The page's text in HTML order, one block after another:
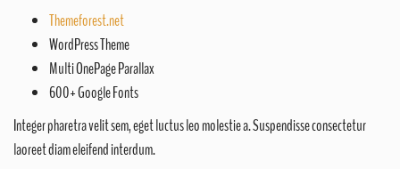
Themeforest.net
WordPress Theme
Multi OnePage Parallax
600+ Google Fonts
Integer pharetra velit sem, eget luctus leo molestie a. Suspendisse consectetur
laoreet diam eleifend interdum.